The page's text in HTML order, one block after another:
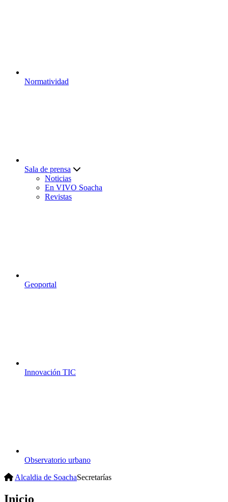
Normatividad
Sala de prensa
Noticias
En VIVO Soacha
Revistas
Geoportal
Innovación TIC
Observatorio urbano
Alcaldia de SoachaSecretarías
Inicio